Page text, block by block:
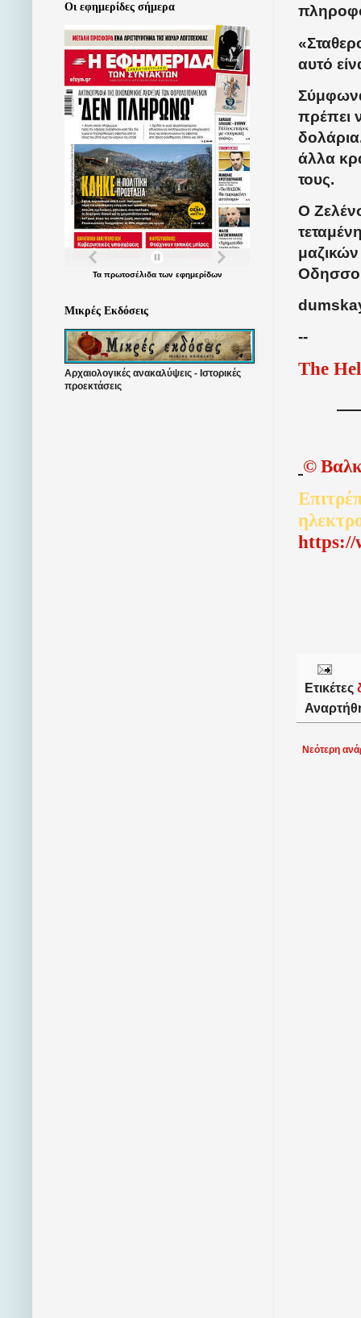
αυτό
πρέπει
άλλα
τους.
Ο
--
The
©
https://
Ετικέτες
Νεότερη
Οι εφημερίδες σήμερα
Τα πρωτοσέλιδατων εφημερίδων
Μικρές Εκδόσεις
Αρχαιολογικές ανακαλύψεις - Ιστορικές
προεκτάσεις